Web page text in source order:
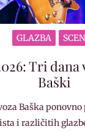
GLAZBA
Tri
Baški
Baška
i različitih